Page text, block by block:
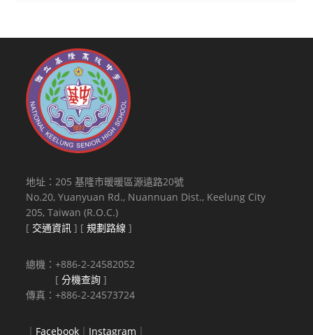
地址：205 基隆市暖暖區源遠路20號
No.20, Yuanyuan Rd., Nuannuan Dist., Keelung City
205, Taiwan (R.O.C.)
[ 交通資訊 ] [規劃路線 ]
總機：+886-2-24582052
[分機查詢 ]
傳真：+886-2-24573724
Facebook Instagram